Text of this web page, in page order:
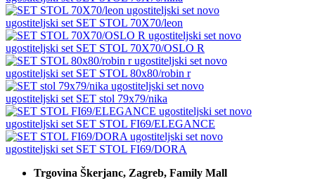
novo
ugostiteljski set SET STOL 70X70/leon
novo
ugostiteljski set SET STOL 70X70/OSLO R
novo
ugostiteljski set SET STOL 80x80/robin r
novo
ugostiteljski set SET stol 79x79/nika
novo
ugostiteljski set SET STOL FI69/ELEGANCE
novo
ugostiteljski set SET STOL FI69/DORA
Trgovina Škerjanc, Zagreb, Family Mall